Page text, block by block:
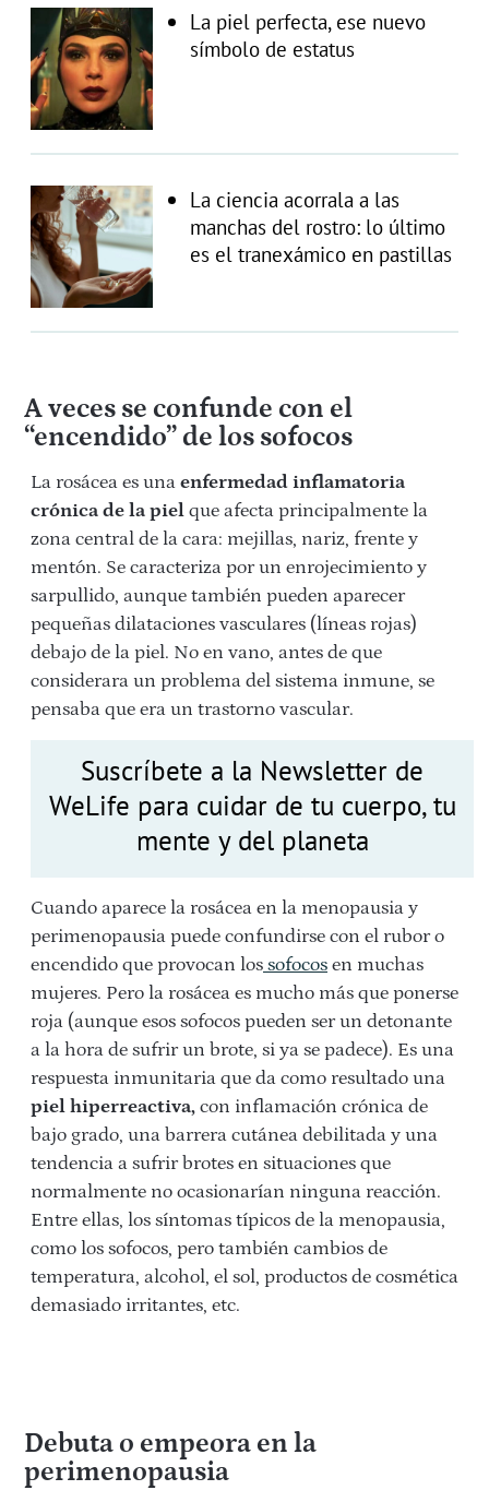
La piel perfecta, ese nuevo
símbolo de estatus
La ciencia acorrala a las
manchas del rostro: lo último
es el tranexámico en pastillas
A veces se confunde con el
“encendido” de los sofocos
La rosácea es una enfermedad inflamatoria
crónica de la piel que afecta principalmente la
zona central de la cara: mejillas, nariz, frente y
mentón. Se caracteriza por un enrojecimiento y
sarpullido, aunque también pueden aparecer
pequeñas dilataciones vasculares (líneas rojas)
debajo de la piel. No en vano, antes de que
considerara un problema del sistema inmune, se
pensaba que era un trastorno vascular.
Suscríbete a la Newsletter de
WeLife para cuidar de tu cuerpo, tu
mente y del planeta
Cuando aparece la rosácea en la menopausia y
perimenopausia puede confundirse con el rubor o
encendido que provocan los sofocos en muchas
mujeres. Pero la rosácea es mucho más que ponerse
roja (aunque esos sofocos pueden ser un detonante
a la hora de sufrir un brote, si ya se padece). Es una
respuesta inmunitaria que da como resultado una
piel hiperreactiva, con inflamación crónica de
bajo grado, una barrera cutánea debilitada y una
tendencia a sufrir brotes en situaciones que
normalmente no ocasionarían ninguna reacción.
Entre ellas, los síntomas típicos de la menopausia,
como los sofocos, pero también cambios de
temperatura, alcohol, el sol, productos de cosmética
demasiado irritantes, etc.
Debuta o empeora en la
perimenopausia